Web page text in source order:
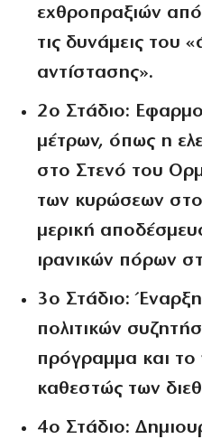
εχθροπραξιών
τις δυνάμεις του
αντίστασης».
2ο Στάδιο:
μέτρων, όπως η
στο Στενό του
των κυρώσεων στο
μερική
ιρανικών πόρων
3ο Στάδιο:
πολιτικών
πρόγραμμα και το
καθεστώς των
4ο Στάδιο: